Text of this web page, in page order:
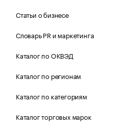
Статьи о бизнесе
Словарь PR и маркетинга
Каталог по ОКВЭД
Каталог по регионам
Каталог по категориям
Каталог торговых марок